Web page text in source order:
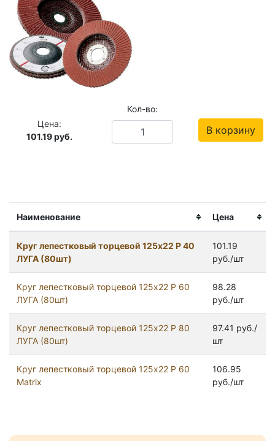
Наименование Цена
Круг лепестковый торцевой 125х22 P 40
ЛУГА (80шт)
101.19
руб./шт
Круг лепестковый торцевой 125х22 P 60
ЛУГА (80шт)
98.28
руб./шт
Круг лепестковый торцевой 125х22 P 80
ЛУГА (80шт)
97.41 руб./
шт
Круг лепестковый торцевой 125х22 P 60
Matrix
106.95
руб./шт
Цена:
101.19руб.
Кол-во:
В корзину